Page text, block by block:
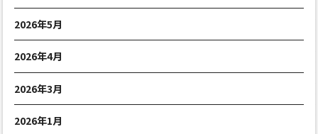
2026年5月
2026年4月
2026年3月
2026年1月